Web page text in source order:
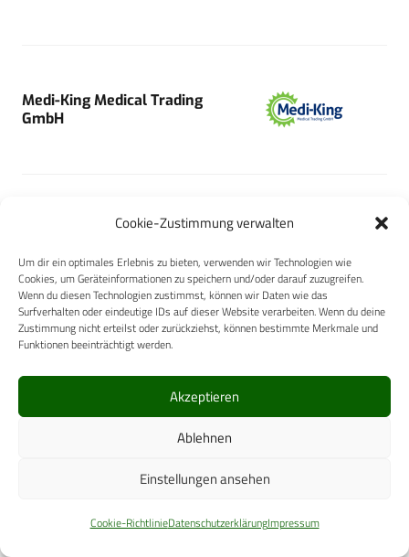
Cookie-Zustimmung verwalten
Um dir ein optimales Erlebnis zu bieten, verwenden wir Technologien wie
Cookies, um Geräteinformationen zu speichern und/oder darauf zuzugreifen.
Wenn du diesen Technologien zustimmst, können wir Daten wie das
Surfverhalten oder eindeutige IDs auf dieser Website verarbeiten. Wenn du deine
Zustimmung nicht erteilst oder zurückziehst, können bestimmte Merkmale und
Funktionen beeinträchtigt werden.
Akzeptieren
Ablehnen
Einstellungen ansehen
Cookie-RichtlinieDatenschutzerklärungImpressum
Medi-King Medical Trading
GmbH
DR.SCHNELL GmbH & Co. KGaA